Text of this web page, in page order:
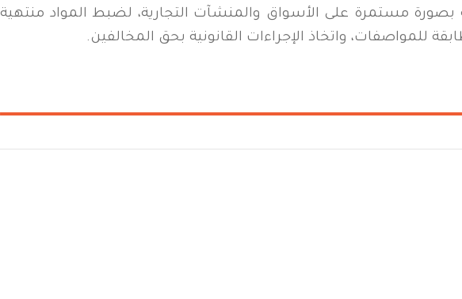
بصورة مستمرة على الأسواق والمنشآت التجارية، لضبط المواد منتهية
للمواصفات، واتخاذ الإجراءات القانونية بحق المخالفين.